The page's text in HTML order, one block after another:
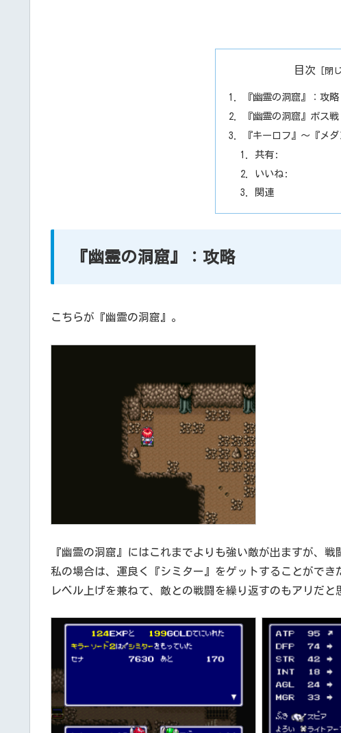
目次
『幽霊の洞窟』：攻略
『幽霊の洞窟』ボス
『キーロフ』～『メ
共有:
いいね:
関連
『幽霊の洞窟』：攻略
こちらが『幽霊の洞窟』。
『幽霊の洞窟』にはこれまでよりも強い敵が出ますが、
私の場合は、運良く『シミター』をゲットすることができ
レベル上げを兼ねて、敵との戦闘を繰り返すのもアリだと